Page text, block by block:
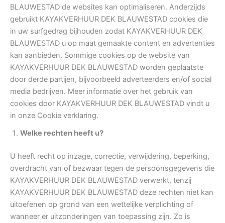
BLAUWESTAD de websites kan optimaliseren. Anderzijds
gebruikt KAYAKVERHUUR DEK BLAUWESTAD cookies die
in uw surfgedrag bijhouden zodat KAYAKVERHUUR DEK
BLAUWESTAD u op maat gemaakte content en advertenties
kan aanbieden. Sommige cookies op de website van
KAYAKVERHUUR DEK BLAUWESTAD worden geplaatste
door derde partijen, bijvoorbeeld adverteerders en/of social
media bedrijven. Meer informatie over het gebruik van
cookies door KAYAKVERHUUR DEK BLAUWESTAD vindt u
in onze Cookie verklaring.
Welke rechten heeft u?
U heeft recht op inzage, correctie, verwijdering, beperking,
overdracht van of bezwaar tegen de persoonsgegevens die
KAYAKVERHUUR DEK BLAUWESTAD verwerkt, tenzij
KAYAKVERHUUR DEK BLAUWESTAD deze rechten niet kan
uitoefenen op grond van een wettelijke verplichting of
wanneer er uitzonderingen van toepassing zijn. Zo is